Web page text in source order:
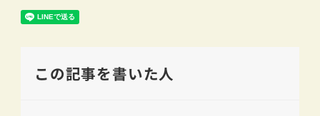
この記事を書いた人